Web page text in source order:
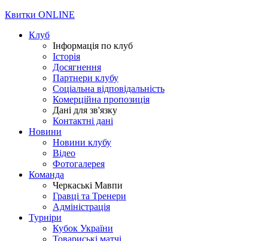
Квитки ONLINE
Клуб
Інформація по клуб
Історія
Досягнення
Партнери клубу
Соціальна відповідальність
Комерційна пропозиція
Дані для зв'язку
Контактні дані
Новини
Новини клубу
Відео
Фотогалерея
Команда
Черкаські Мавпи
Гравці та Тренери
Адміністрація
Турніри
Кубок України
Товариські матчі